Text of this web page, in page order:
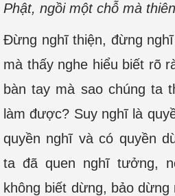
Phật, ngồi một chỗ mà
Đừng nghĩ thiện, đừng
mà thấy nghe hiểu biết rõ
bàn tay mà sao chúng ta
làm được? Suy nghĩ là
quyền nghĩ và có quyền
ta đã quen nghĩ tưởng,
không biết dừng, bảo